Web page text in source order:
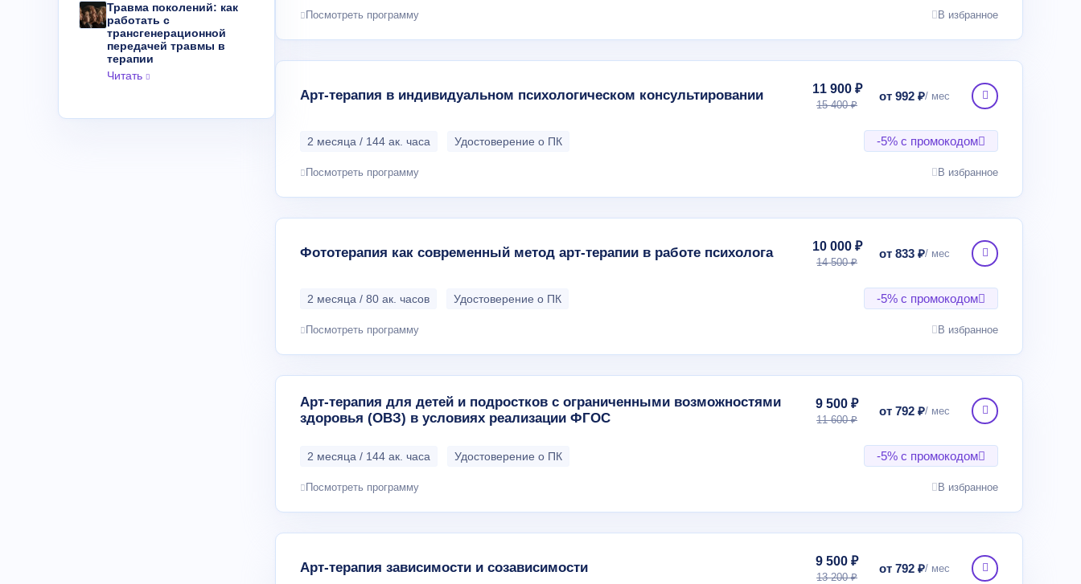
Посмотреть программу В избранное
Арт-терапия в индивидуальном психологическом консультировании 11 900 ₽
15 400 ₽
от 992 ₽
2 месяца / 144 ак. часа Удостоверение о ПК -5% с промокодом
Посмотреть программу В избранное
Фототерапия как современный метод арт-терапии в работе психолога 10 000 ₽
14 500 ₽
от 833 ₽
2 месяца / 80 ак. часов Удостоверение о ПК -5% с промокодом
Посмотреть программу В избранное
Арт-терапия для детей и подростков с ограниченными возможностями
здоровья (ОВЗ) в условиях реализации ФГОС
9 500 ₽
11 600 ₽
от 792 ₽
2 месяца / 144 ак. часа Удостоверение о ПК -5% с промокодом
Посмотреть программу В избранное
Арт-терапия зависимости и созависимости 9 500 ₽
13 200 ₽
от 792 ₽
Травма поколений: как
работать с
трансгенерационной
передачей травмы в
терапии
Читать